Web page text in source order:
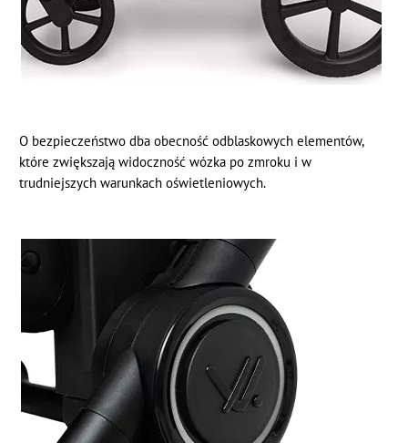
O bezpieczeństwo dba obecność odblaskowych elementów,
które zwiększają widoczność wózka po zmroku i w
trudniejszych warunkach oświetleniowych.